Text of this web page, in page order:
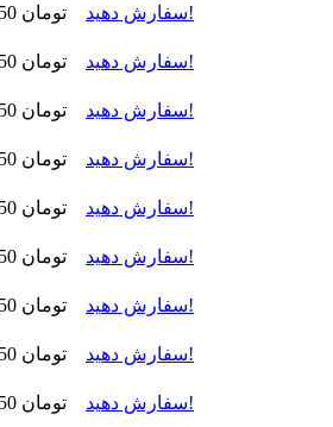
673,650 تومان سفارش دهید!
673,650 تومان سفارش دهید!
673,650 تومان سفارش دهید!
673,650 تومان سفارش دهید!
673,650 تومان سفارش دهید!
673,650 تومان سفارش دهید!
673,650 تومان سفارش دهید!
673,650 تومان سفارش دهید!
673,650 تومان سفارش دهید!